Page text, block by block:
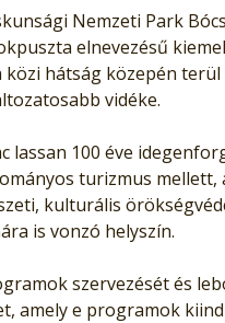
Nemzeti Park
elnevezésű
közi hátság közepén
vidéke.
lassan 100 éve
turizmus
kulturális
is vonzó helyszín.
szervezését és
amely e programok